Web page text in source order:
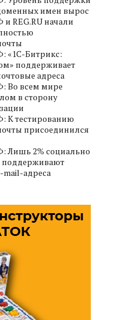
имен вырос
REG.RU начали
«1C-Битрикс:
поддерживает
адреса
Во всем мире
в сторону
К тестированию
присоединился
Лишь 2% социально
поддерживают
mail-адреса